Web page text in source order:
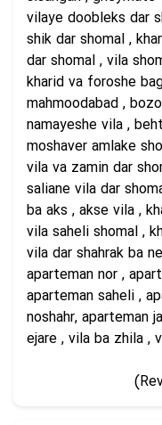
vilaye doobleks dar
shik dar shomal ,
dar shomal , vila
kharid va foroshe
mahmoodabad ,
namayeshe vila ,
moshaver amlake
vila va zamin dar
saliane vila dar
ba aks , akse vila ,
vila saheli shomal ,
vila dar shahrak ba
aparteman nor ,
aparteman saheli ,
noshahr, aparteman
ejare , vila ba zhila ,